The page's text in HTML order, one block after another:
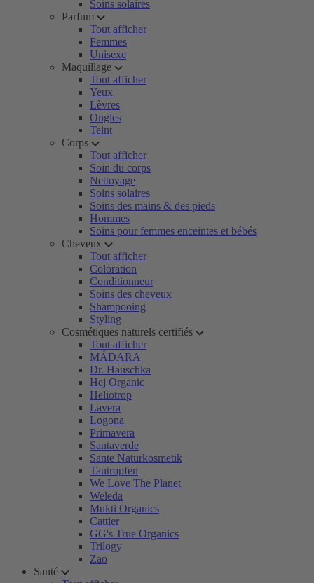
Soins solaires
Parfum
Tout afficher
Femmes
Unisexe
Maquillage
Tout afficher
Yeux
Lèvres
Ongles
Teint
Corps
Tout afficher
Soin du corps
Nettoyage
Soins solaires
Soins des mains & des pieds
Hommes
Soins pour femmes enceintes et bébés
Cheveux
Tout afficher
Coloration
Conditionneur
Soins des cheveux
Shampooing
Styling
Cosmétiques naturels certifiés
Tout afficher
MÁDARA
Dr. Hauschka
Hej Organic
Heliotrop
Lavera
Logona
Primavera
Santaverde
Sante Naturkosmetik
Tautropfen
We Love The Planet
Weleda
Mukti Organics
Cattier
GG's True Organics
Trilogy
Zao
Santé